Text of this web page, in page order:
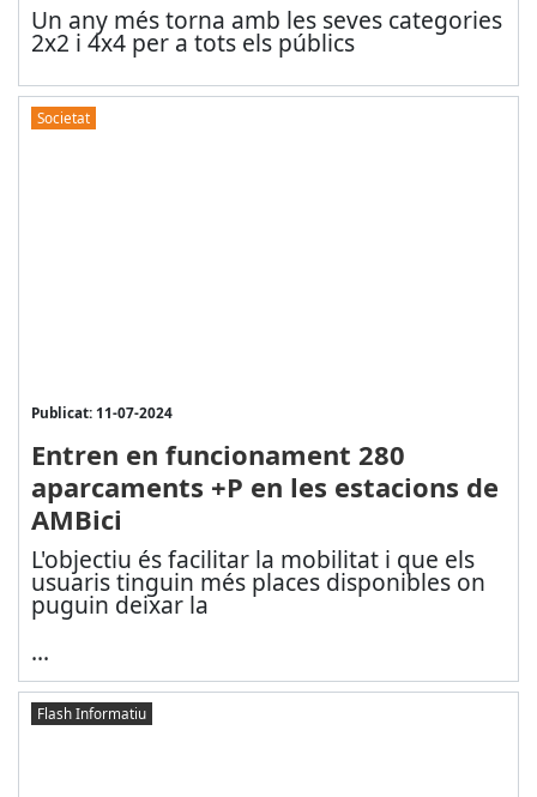
Un any més torna amb les seves categories
2x2 i 4x4 per a tots els públics
Societat
Publicat: 11-07-2024
Entren en funcionament 280
aparcaments +P en les estacions de
AMBici
L'objectiu és facilitar la mobilitat i que els
usuaris tinguin més places disponibles on
puguin deixar la
...
Flash Informatiu